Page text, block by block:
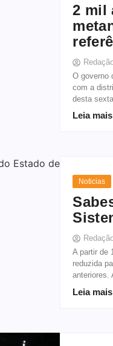
2 mil
O governo
com a
desta
Leia mais
Noticias
A partir de
reduzida
anteriores.
Leia mais